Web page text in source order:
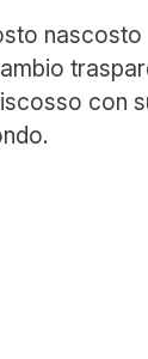
nascosto
con